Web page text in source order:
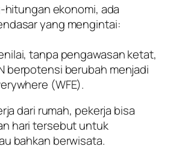
hitungan ekonomi, ada
yang mengintai:
tanpa pengawasan ketat,
berpotensi berubah menjadi
(WFE).
dari rumah, pekerja bisa
hari tersebut untuk
bahkan berwisata.